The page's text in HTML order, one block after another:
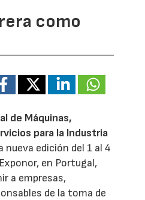
como
de Máquinas,
para la Industria
nueva edición del 1 al 4
en Portugal,
a empresas,
de la toma de